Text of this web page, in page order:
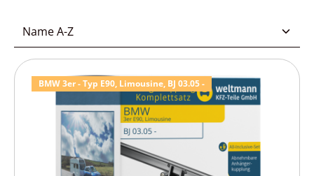
BMW 3er - Typ E90, Limousine, BJ 03.05 -